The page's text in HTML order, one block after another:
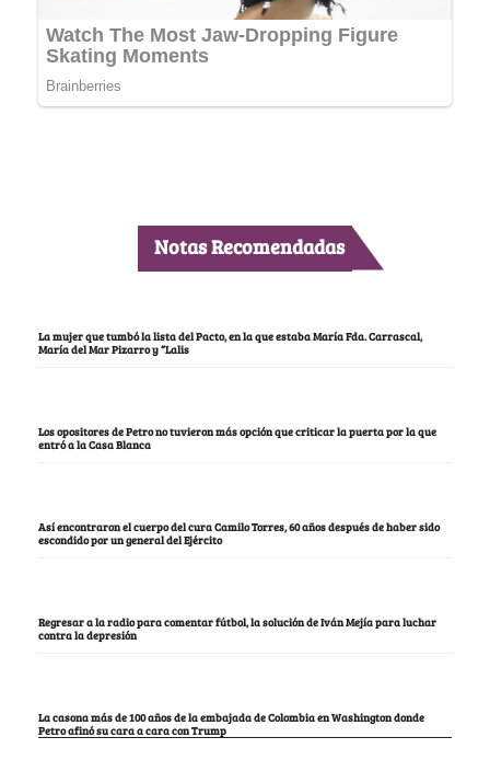
Notas Recomendadas
La mujer que tumbó la lista del Pacto, en la que estaba María Fda. Carrascal,
María del Mar Pizarro y “Lalis
Los opositores de Petro no tuvieron más opción que criticar la puerta por la que
entró a la Casa Blanca
Así encontraron el cuerpo del cura Camilo Torres, 60 años después de haber sido
escondido por un general del Ejército
Regresar a la radio para comentar fútbol, la solución de Iván Mejía para luchar
contra la depresión
La casona más de 100 años de la embajada de Colombia en Washington donde
Petro afinó su cara a cara con Trump